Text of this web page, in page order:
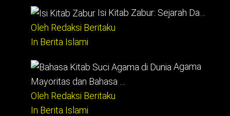
Isi Kitab Zabur: Sejarah Da…
Oleh Redaksi Beritaku
In Berita Islami
Agama
Mayoritas dan Bahasa …
Oleh Redaksi Beritaku
In Berita Islami